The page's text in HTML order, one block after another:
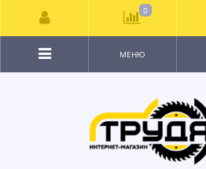
МЕНЮ
0